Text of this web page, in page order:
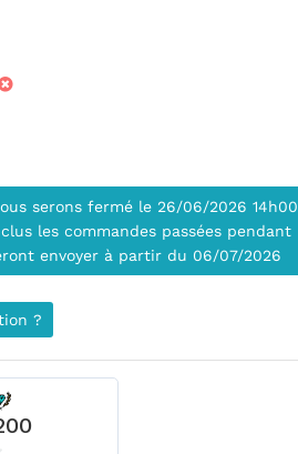
serons fermé le 26/06/2026 14h00
les commandes passées pendant
envoyer à partir du 06/07/2026
?